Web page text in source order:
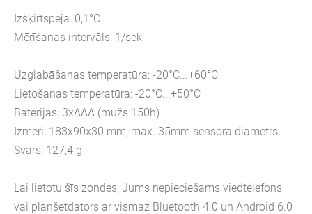
Izšķirtspēja: 0,1°C
Mērīšanas intervāls: 1/sek
Uzglabāšanas temperatūra: -20°C...+60°C
Lietošanas temperatūra: -20°C...+50°C
Baterijas: 3xAAA (mūžs 150h)
Izmēri: 183x90x30 mm, max. 35mm sensora diametrs
Svars: 127,4 g
Lai lietotu šīs zondes, Jums nepieciešams viedtelefons
vai planšetdators ar vismaz Bluetooth 4.0 un Android 6.0